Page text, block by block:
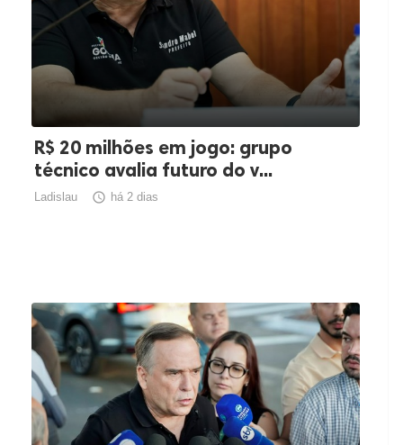
R$ 20 milhões em jogo: grupo
técnico avalia futuro do v...
Ladislau  há 2 dias